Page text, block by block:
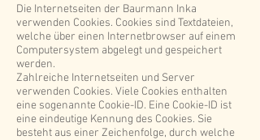
Die Internetseiten der Baurmann Inka
verwenden Cookies. Cookies sind Textdateien,
welche über einen Internetbrowser auf einem
Computersystem abgelegt und gespeichert
werden.
Zahlreiche Internetseiten und Server
verwenden Cookies. Viele Cookies enthalten
eine sogenannte Cookie-ID. Eine Cookie-ID ist
eine eindeutige Kennung des Cookies. Sie
besteht aus einer Zeichenfolge, durch welche